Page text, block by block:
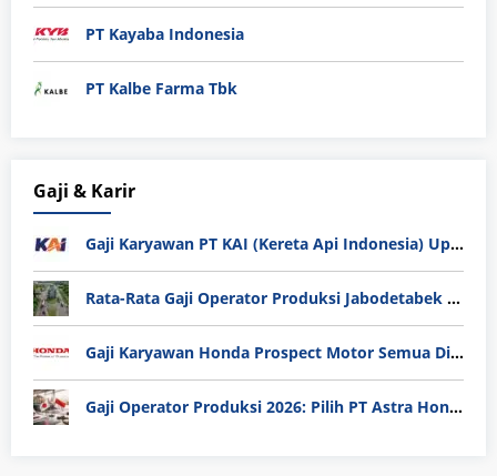
PT Kayaba Indonesia
PT Kalbe Farma Tbk
Gaji & Karir
Gaji Karyawan PT KAI (Kereta Api Indonesia) Update 2025
Rata-Rata Gaji Operator Produksi Jabodetabek 2025: Bedah Tuntas UMK, Lemburan, dan Realita Hidup Buruh
Gaji Karyawan Honda Prospect Motor Semua Divisi
Gaji Operator Produksi 2026: Pilih PT Astra Honda Motor (AHM) atau Manufaktur di Jepang?